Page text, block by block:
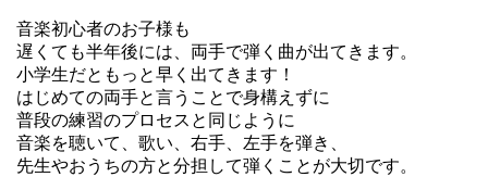
音楽初心者のお子様も
遅くても半年後には、両手で弾く曲が出てきます。
小学生だともっと早く出てきます！
はじめての両手と言うことで身構えずに
普段の練習のプロセスと同じように
音楽を聴いて、歌い、右手、左手を弾き、
先生やおうちの方と分担して弾くことが大切です。